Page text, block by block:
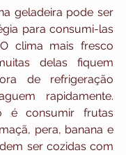
geladeira pode ser
para consumi-las
clima mais fresco
delas fiquem
de refrigeração
rapidamente.
é consumir frutas
pera, banana e
ser cozidas com